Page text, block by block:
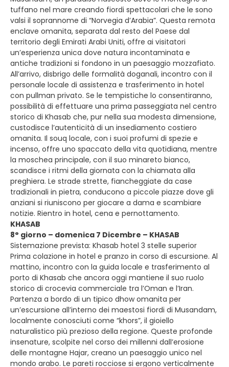
tuffano nel mare creando fiordi spettacolari che le sono
valsi il soprannome di “Norvegia d’Arabia”. Questa remota
enclave omanita, separata dal resto del Paese dal
territorio degli Emirati Arabi Uniti, offre ai visitatori
un’esperienza unica dove natura incontaminata e
antiche tradizioni si fondono in un paesaggio mozzafiato.
All’arrivo, disbrigo delle formalità doganali, incontro con il
personale locale di assistenza e trasferimento in hotel
con pullman privato. Se le tempistiche lo consentiranno,
possibilità di effettuare una prima passeggiata nel centro
storico di Khasab che, pur nella sua modesta dimensione,
custodisce l’autenticità di un insediamento costiero
omanita. Il souq locale, con i suoi profumi di spezie e
incenso, offre uno spaccato della vita quotidiana, mentre
la moschea principale, con il suo minareto bianco,
scandisce i ritmi della giornata con la chiamata alla
preghiera. Le strade strette, fiancheggiate da case
tradizionali in pietra, conducono a piccole piazze dove gli
anziani si riuniscono per giocare a dama e scambiare
notizie. Rientro in hotel, cena e pernottamento.
KHASAB
8° giorno – domenica 7 Dicembre – KHASAB
Sistemazione prevista: Khasab hotel 3 stelle superior
Prima colazione in hotel e pranzo in corso di escursione. Al
mattino, incontro con la guida locale e trasferimento al
porto di Khasab che ancora oggi mantiene il suo ruolo
storico di crocevia commerciale tra l’Oman e l’Iran.
Partenza a bordo di un tipico dhow omanita per
un’escursione all’interno dei maestosi fiordi di Musandam,
localmente conosciuti come “khors”, il gioiello
naturalistico più prezioso della regione. Queste profonde
insenature, scolpite nel corso dei millenni dall’erosione
delle montagne Hajar, creano un paesaggio unico nel
mondo arabo. Le pareti rocciose si ergono verticalmente